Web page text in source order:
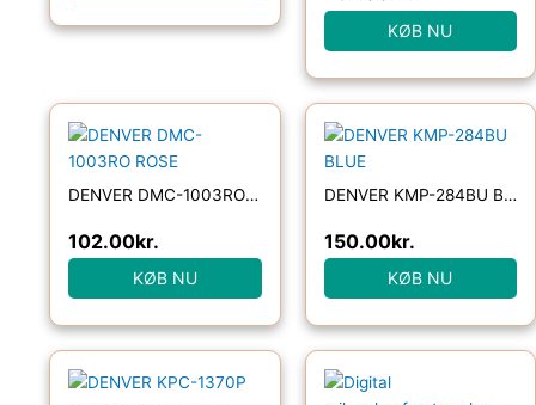
KØB NU
DENVER DMC-1003RO ROSE
102.00kr.
KØB NU
DENVER KMP-284BU BLUE
150.00kr.
KØB NU